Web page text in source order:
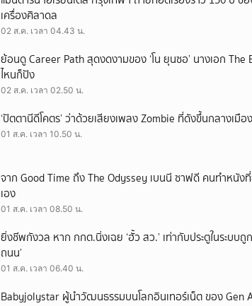
เครื่องศิลาดล
02 ส.ค. เวลา 04.43 น.
ย้อนดู Career Path สุดงดงามของ ‘โน ยุนซอ’ นางเอก
ไหนก็ปัง
02 ส.ค. เวลา 02.50 น.
‘ปัตตานีดีโคตร’ ว่าด้วยเสียงเพลง Zombie ที่ดังขึ้นกลางเมื
01 ส.ค. เวลา 10.50 น.
จาก Good Time ถึง The Odyssey เบนนี ซาฟดี คนทำหนัง
เอง
01 ส.ค. เวลา 08.50 น.
ยิ่งชีพกังวล หาก กกต.นิ่งเฉย ‘ฮั้ว สว.’ เท่ากับประตูในระบบ
ถนน’
01 ส.ค. เวลา 06.40 น.
Babyjolystar ผู้นำวัฒนธรรมบนโลกอินเทอร์เน็ต ของ Gen